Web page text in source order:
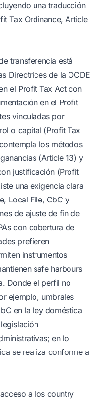
una traducción
Tax Ordinance, Article
transferencia está
Directrices de la OCDE
el Profit Tax Act con
en el Profit
vinculadas por
o capital (Profit Tax
los métodos
(Article 13) y
justificación (Profit
una exigencia clara
Local File, CbC y
de ajuste de fin de
con cobertura de
prefieren
instrumentos
safe harbours
Donde el perfil no
ejemplo, umbrales
en la ley doméstica
en lo
se realiza conforme a
a los country